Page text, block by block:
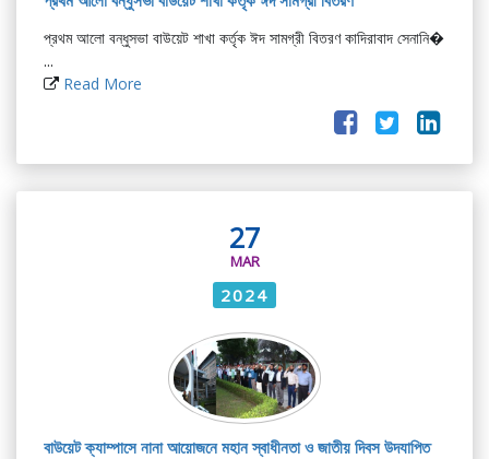
প্রথম আলো বন্ধুসভা বাউয়েট শাখা কর্তৃক ঈদ সামগ্রী বিতরণ কাদিরাবাদ সেনানি�
...
Read More
27
MAR
2024
বাউয়েট ক্যাম্পাসে নানা আয়োজনে মহান স্বাধীনতা ও জাতীয় দিবস উদযাপিত